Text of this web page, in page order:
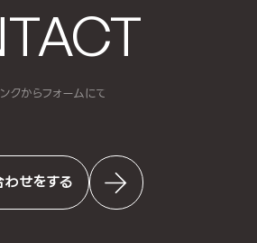
クからフォームにて
せをする